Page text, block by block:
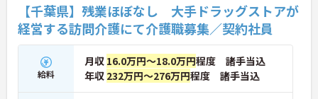
【千葉県】残業ほぼなし 大手ドラッグストアが
経営する訪問介護にて介護職募集／契約社員
給料
月収 16.0万円～18.0万円程度 諸手当込
年収 232万円～276万円程度 諸手当込